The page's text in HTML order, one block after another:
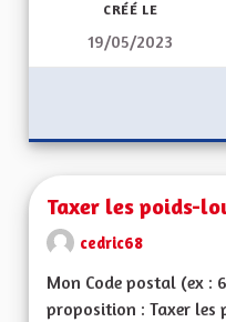
CRÉÉ LE
19/05/2023
Taxer les poids-
cedric68
Mon Code postal (ex
proposition : Taxer les